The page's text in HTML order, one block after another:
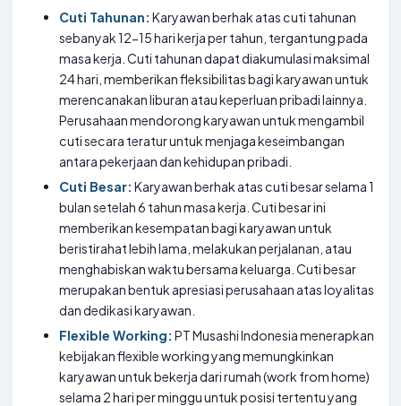
Cuti Tahunan: Karyawan berhak atas cuti tahunan
sebanyak 12-15 hari kerja per tahun, tergantung pada
masa kerja. Cuti tahunan dapat diakumulasi maksimal
24 hari, memberikan fleksibilitas bagi karyawan untuk
merencanakan liburan atau keperluan pribadi lainnya.
Perusahaan mendorong karyawan untuk mengambil
cuti secara teratur untuk menjaga keseimbangan
antara pekerjaan dan kehidupan pribadi.
Cuti Besar: Karyawan berhak atas cuti besar selama 1
bulan setelah 6 tahun masa kerja. Cuti besar ini
memberikan kesempatan bagi karyawan untuk
beristirahat lebih lama, melakukan perjalanan, atau
menghabiskan waktu bersama keluarga. Cuti besar
merupakan bentuk apresiasi perusahaan atas loyalitas
dan dedikasi karyawan.
Flexible Working: PT Musashi Indonesia menerapkan
kebijakan flexible working yang memungkinkan
karyawan untuk bekerja dari rumah (work from home)
selama 2 hari per minggu untuk posisi tertentu yang